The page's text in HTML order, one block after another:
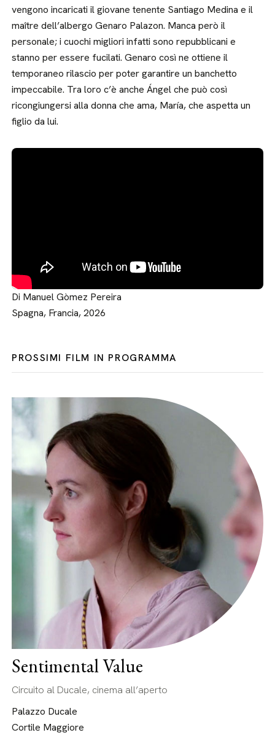
vengono incaricati il giovane tenente Santiago Medina e il
maître dell’albergo Genaro Palazon. Manca però il
personale; i cuochi migliori infatti sono repubblicani e
stanno per essere fucilati. Genaro così ne ottiene il
temporaneo rilascio per poter garantire un banchetto
impeccabile. Tra loro c’è anche Ángel che può così
ricongiungersi alla donna che ama, María, che aspetta un
figlio da lui.
Di Manuel Gòmez Pereira
Spagna, Francia, 2026
PROSSIMI FILM IN PROGRAMMA
Sentimental Value
Circuito al Ducale, cinema all’aperto
Palazzo Ducale
Cortile Maggiore